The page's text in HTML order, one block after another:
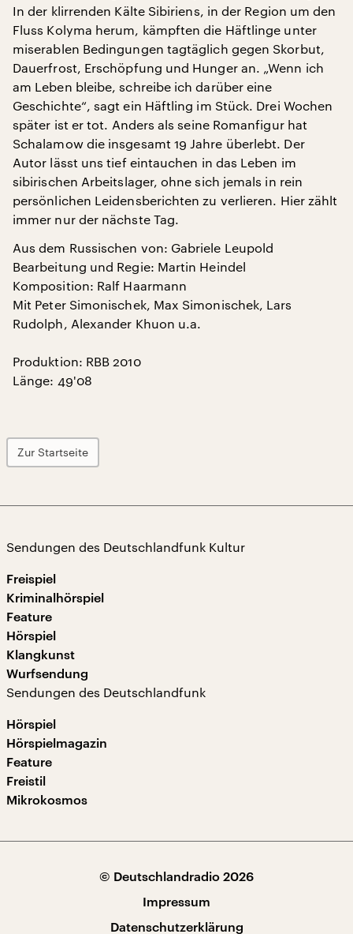
In der klirrenden Kälte Sibiriens, in der Region um den
Fluss Kolyma herum, kämpften die Häftlinge unter
miserablen Bedingungen tagtäglich gegen Skorbut,
Dauerfrost, Erschöpfung und Hunger an. „Wenn ich
am Leben bleibe, schreibe ich darüber eine
Geschichte“, sagt ein Häftling im Stück. Drei Wochen
später ist er tot. Anders als seine Romanfigur hat
Schalamow die insgesamt 19 Jahre überlebt. Der
Autor lässt uns tief eintauchen in das Leben im
sibirischen Arbeitslager, ohne sich jemals in rein
persönlichen Leidensberichten zu verlieren. Hier zählt
immer nur der nächste Tag.
Aus dem Russischen von: Gabriele Leupold
Bearbeitung und Regie: Martin Heindel
Komposition: Ralf Haarmann
Mit Peter Simonischek, Max Simonischek, Lars
Rudolph, Alexander Khuon u.a.
Produktion: RBB 2010
Länge: 49'08
Zur Startseite
Sendungen des Deutschlandfunk Kultur
Freispiel
Kriminalhörspiel
Feature
Hörspiel
Klangkunst
Wurfsendung
Sendungen des Deutschlandfunk
Hörspiel
Hörspielmagazin
Feature
Freistil
Mikrokosmos
© Deutschlandradio 2026
Impressum
Datenschutzerklärung